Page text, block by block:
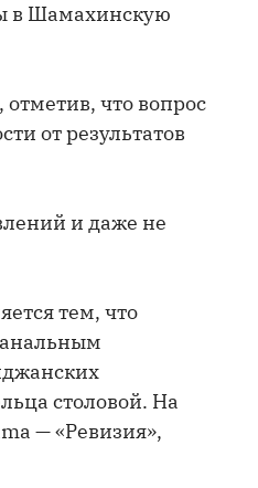
в Шамахинскую
что вопрос
от результатов
и даже не
тем, что
столовой. На
— «Ревизия»,